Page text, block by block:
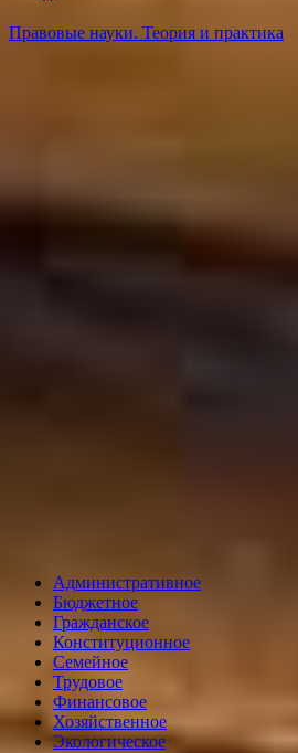
Правовые науки. Теория и практика
Административное
Бюджетное
Гражданское
Конституционное
Семейное
Трудовое
Финансовое
Хозяйственное
Экологическое